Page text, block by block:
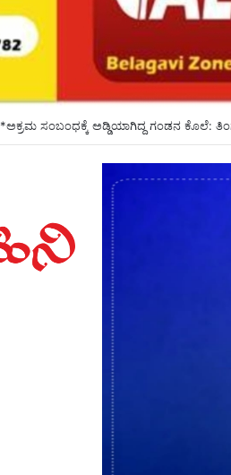
*ಅಕ್ರಮ ಸಂಬಂಧಕ್ಕೆ ಅಡ್ಡಿಯಾಗಿದ್ದ ಗಂಡನ ಕೊಲೆ: